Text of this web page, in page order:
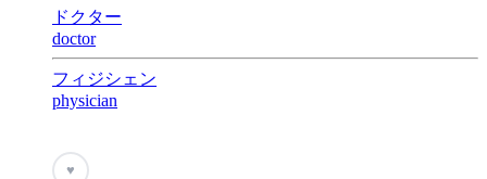
ドクター
doctor
フィジシェン
physician
♥